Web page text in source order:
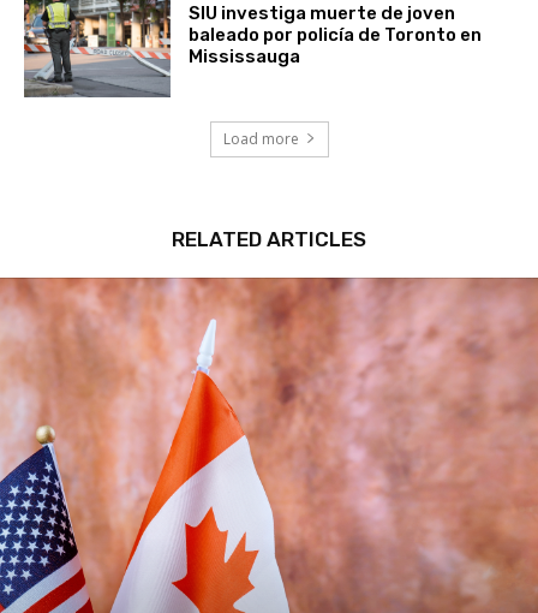
SIU investiga muerte de joven
baleado por policía de Toronto en
Mississauga
Load more
RELATED ARTICLES